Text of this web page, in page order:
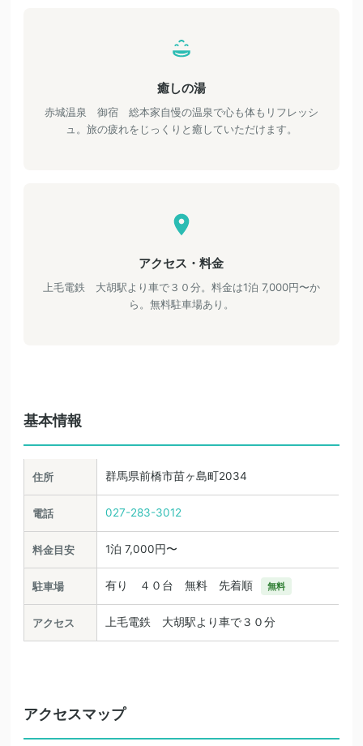
癒しの湯
赤城温泉 御宿 総本家自慢の温泉で心も体もリフレッシ
ュ。旅の疲れをじっくりと癒していただけます。
アクセス・料金
上毛電鉄 大胡駅より車で３０分。料金は1泊 7,000円〜か
ら。無料駐車場あり。
基本情報
住所 群馬県前橋市苗ヶ島町2034
電話 027-283-3012
料金目安 1泊 7,000円〜
駐車場 有り ４０台 無料 先着順 無料
アクセス 上毛電鉄 大胡駅より車で３０分
アクセスマップ